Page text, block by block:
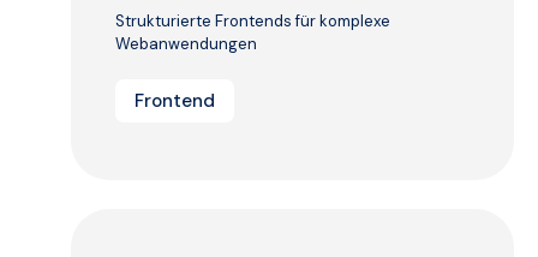
Strukturierte Frontends für komplexe
Webanwendungen
Frontend